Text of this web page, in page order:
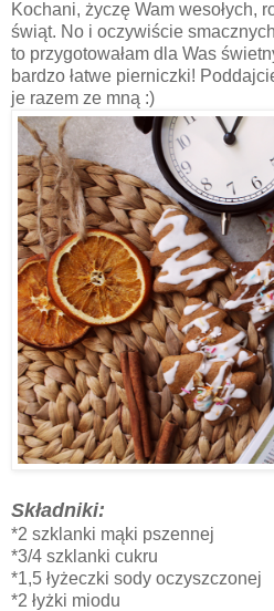
Kochani, życzę Wam wesołych,
świąt. No i oczywiście
to przygotowałam dla Was
bardzo łatwe pierniczki!
je razem ze mną :)
Składniki:
*2 szklanki mąki pszennej
*3/4 szklanki cukru
*1,5 łyżeczki sody oczyszczonej
*2 łyżki miodu